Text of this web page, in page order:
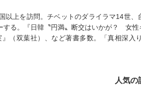
以上を訪問。チベットのダライラマ14世
する。『日韓〝円満〟断交はいかが？ 女
（双葉社）、など著書多数。「真相深入
人気の